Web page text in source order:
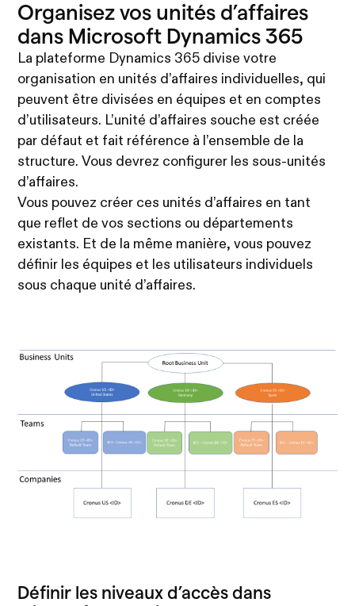
Organisez vos unités d’affaires
dans Microsoft Dynamics 365
La plateforme Dynamics 365 divise votre
organisation en unités d’affaires individuelles, qui
peuvent être divisées en équipes et en comptes
d’utilisateurs. L’unité d’affaires souche est créée
par défaut et fait référence à l’ensemble de la
structure. Vous devrez configurer les sous-unités
d’affaires.
Vous pouvez créer ces unités d’affaires en tant
que reflet de vos sections ou départements
existants. Et de la même manière, vous pouvez
définir les équipes et les utilisateurs individuels
sous chaque unité d’affaires.
Définir les niveaux d’accès dans